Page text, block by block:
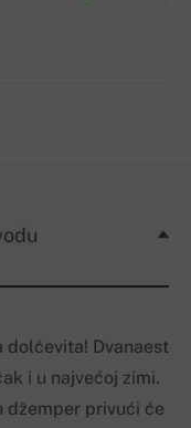
dolčevita! Dvanaest
i u najvećoj zimi.
džemper privući će